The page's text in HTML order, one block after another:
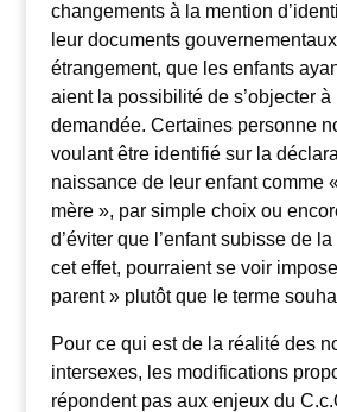
changements à la mention
leur documents
étrangement, que les enfants
aient la possibilité de s’objecter
demandée. Certaines personne
voulant être identifié sur la
naissance de leur enfant comme
mère », par simple choix ou
d’éviter que l’enfant subisse de
cet effet, pourraient se voir
parent » plutôt que le terme
Pour ce qui est de la réalité des
intersexes, les modifications
répondent pas aux enjeux du